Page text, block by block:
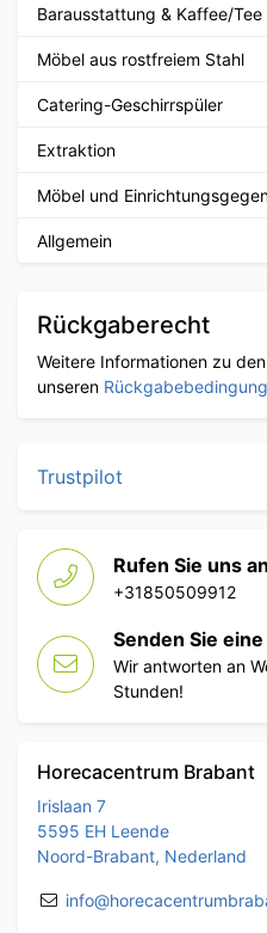
Barausstattung & Kaffee/Tee
Möbel aus rostfreiem Stahl
Catering-Geschirrspüler
Extraktion
Möbel und
Allgemein
Rückgaberecht
Weitere Informationen zu
unseren
Trustpilot
Rufen Sie uns an
+31850509912
Senden Sie
Wir antworten an
Stunden!
Horecacentrum Brabant
Irislaan 7
5595 EH Leende
Noord-Brabant, Nederland